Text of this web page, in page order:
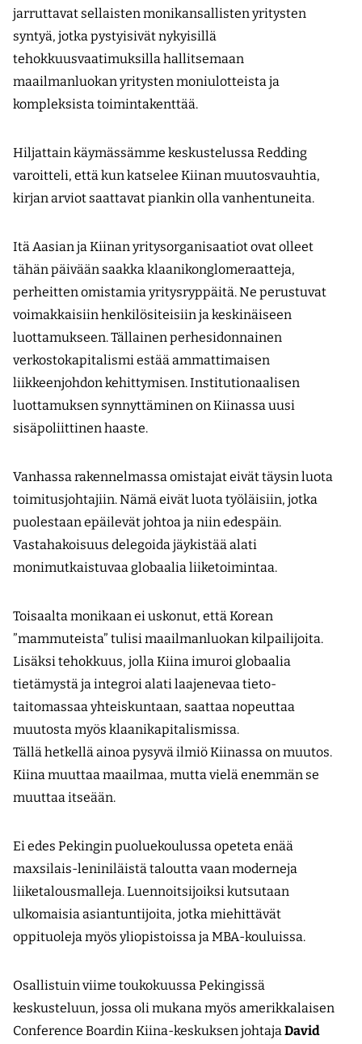
jarruttavat sellaisten monikansallisten yritysten
syntyä, jotka pystyisivät nykyisillä
tehokkuusvaatimuksilla hallitsemaan
maailmanluokan yritysten moniulotteista ja
kompleksista toimintakenttää.
Hiljattain käymässämme keskustelussa Redding
varoitteli, että kun katselee Kiinan muutosvauhtia,
kirjan arviot saattavat piankin olla vanhentuneita.
Itä Aasian ja Kiinan yritysorganisaatiot ovat olleet
tähän päivään saakka klaanikonglomeraatteja,
perheitten omistamia yritysryppäitä. Ne perustuvat
voimakkaisiin henkilösiteisiin ja keskinäiseen
luottamukseen. Tällainen perhesidonnainen
verkostokapitalismi estää ammattimaisen
liikkeenjohdon kehittymisen. Institutionaalisen
luottamuksen synnyttäminen on Kiinassa uusi
sisäpoliittinen haaste.
Vanhassa rakennelmassa omistajat eivät täysin luota
toimitusjohtajiin. Nämä eivät luota työläisiin, jotka
puolestaan epäilevät johtoa ja niin edespäin.
Vastahakoisuus delegoida jäykistää alati
monimutkaistuvaa globaalia liiketoimintaa.
Toisaalta monikaan ei uskonut, että Korean
”mammuteista” tulisi maailmanluokan kilpailijoita.
Lisäksi tehokkuus, jolla Kiina imuroi globaalia
tietämystä ja integroi alati laajenevaa tieto-
taitomassaa yhteiskuntaan, saattaa nopeuttaa
muutosta myös klaanikapitalismissa.
Tällä hetkellä ainoa pysyvä ilmiö Kiinassa on muutos.
Kiina muuttaa maailmaa, mutta vielä enemmän se
muuttaa itseään.
Ei edes Pekingin puoluekoulussa opeteta enää
maxsilais-leniniläistä taloutta vaan moderneja
liiketalousmalleja. Luen­noitsijoiksi kutsutaan
ulkomaisia asiantuntijoita, jotka miehittävät
oppituoleja myös yliopistoissa ja MBA-kouluissa.
Osallistuin viime toukokuussa Pekingissä
keskusteluun, jossa oli mukana myös amerikkalaisen
Conference Boardin Kiina-keskuksen johtajaDavid